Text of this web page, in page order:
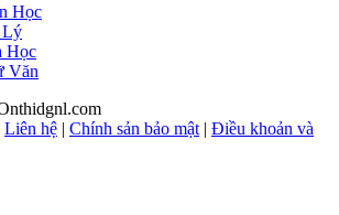
Học
Lý
Học
Văn
Liên hệ | Chính sản bảo mật | Điều khoản và